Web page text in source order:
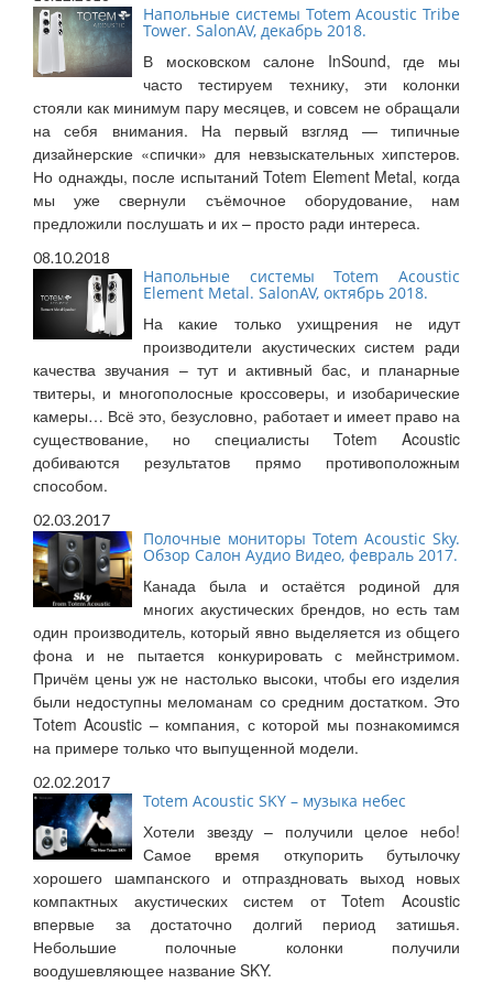
Напольные системы Totem Acoustic Tribe
Tower. SalonAV, декабрь 2018.
В московском салоне InSound, где мы
часто тестируем технику, эти колонки
стояли как минимум пару месяцев, и совсем не обращали
на себя внимания. На первый взгляд — типичные
дизайнерские «спички» для невзыскательных хипстеров.
Но однажды, после испытаний Totem Element Metal, когда
мы уже свернули съёмочное оборудование, нам
предложили послушать и их – просто ради интереса.
08.10.2018
Напольные системы Totem Acoustic
Element Metal. SalonAV, октябрь 2018.
На какие только ухищрения не идут
производители акустических систем ради
качества звучания – тут и активный бас, и планарные
твитеры, и многополосные кроссоверы, и изобарические
камеры… Всё это, безусловно, работает и имеет право на
существование, но специалисты Totem Acoustic
добиваются результатов прямо противоположным
способом.
02.03.2017
Полочные мониторы Totem Acoustic Sky.
Обзор Салон Аудио Видео, февраль 2017.
Канада была и остаётся родиной для
многих акустических брендов, но есть там
один производитель, который явно выделяется из общего
фона и не пытается конкурировать с мейнстримом.
Причём цены уж не настолько высоки, чтобы его изделия
были недоступны меломанам со средним достатком. Это
Totem Acoustic – компания, с которой мы познакомимся
на примере только что выпущенной модели.
02.02.2017
Totem Acoustic SKY – музыка небес
Хотели звезду – получили целое небо!
Самое время откупорить бутылочку
хорошего шампанского и отпраздновать выход новых
компактных акустических систем от Totem Acoustic
впервые за достаточно долгий период затишья.
Небольшие полочные колонки получили
воодушевляющее название SKY.